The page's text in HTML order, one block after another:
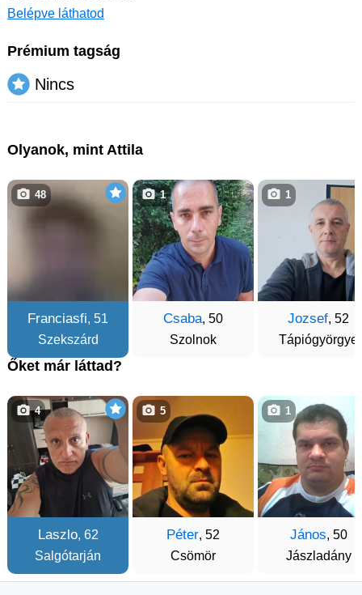
Belépve láthatod
Prémium tagság
Nincs
Olyanok, mint Attila
Franciasfi, 51
Szekszárd
48
Csaba, 50
Szolnok
1
Jozsef, 52
Tápiógyörgye
1
Őket már láttad?
Laszlo, 62
Salgótarján
4
Péter, 52
Csömör
5
János, 50
Jászladány
1